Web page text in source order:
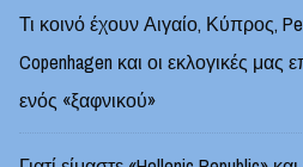
Τι κοινό έχουν Αιγαίο, Κύπρος,
Copenhagen και οι εκλογικές
ενός «ξαφνικού»